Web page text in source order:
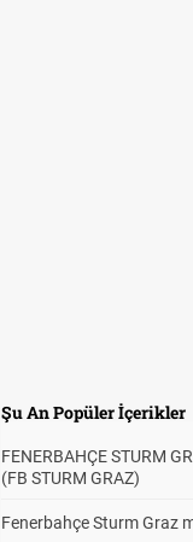
Şu An Popüler İçerikler
FENERBAHÇE STURM
(FB STURM GRAZ)
Fenerbahçe Sturm Graz